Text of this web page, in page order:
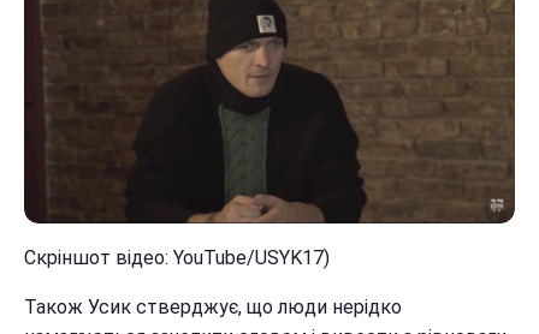
Скріншот відео: YouTube/USYK17)
Також Усик стверджує, що люди нерідко